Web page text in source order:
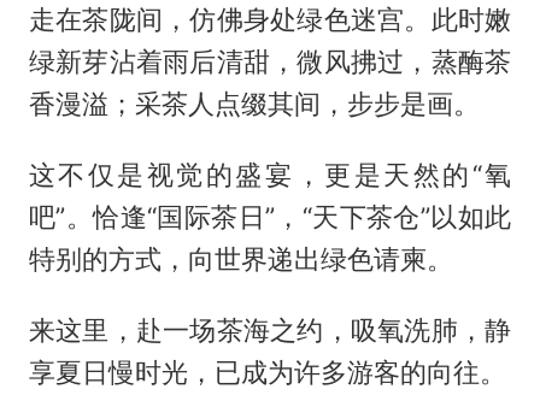
走在茶陇间，仿佛身处绿色迷宫。此时嫩
绿新芽沾着雨后清甜，微风拂过，蒸酶茶
香漫溢；采茶人点缀其间，步步是画。
这不仅是视觉的盛宴，更是天然的“氧
吧”。恰逢“国际茶日”，“天下茶仓”以如此
特别的方式，向世界递出绿色请柬。
来这里，赴一场茶海之约，吸氧洗肺，静
享夏日慢时光，已成为许多游客的向往。